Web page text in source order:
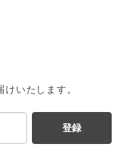
いたします。
登録